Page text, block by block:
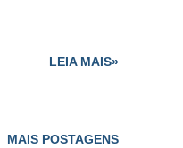
LEIA MAIS»
MAIS POSTAGENS